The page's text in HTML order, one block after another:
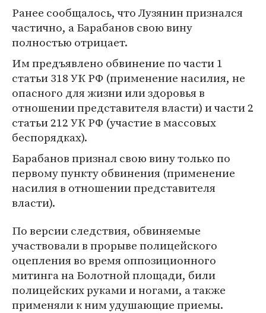
Ранее сообщалось, что Лузянин признался
частично, а Барабанов свою вину
полностью отрицает.
Им предъявлено обвинение по части 1
статьи 318 УК РФ (применение насилия, не
опасного для жизни или здоровья в
отношении представителя власти) и части 2
статьи 212 УК РФ (участие в массовых
беспорядках).
Барабанов признал свою вину только по
первому пункту обвинения (применение
насилия в отношении представителя
власти).
По версии следствия, обвиняемые
участвовали в прорыве полицейского
оцепления во время оппозиционного
митинга на Болотной площади, били
полицейских руками и ногами, а также
применяли к ним удушающие приемы.